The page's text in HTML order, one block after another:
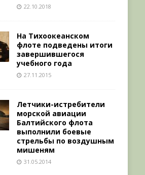
22.10.2018
На Тихоокеанском
флоте подведены итоги
завершившегося
учебного года
27.11.2015
Летчики-истребители
морской авиации
Балтийского флота
выполнили боевые
стрельбы по воздушным
мишеням
31.05.2014